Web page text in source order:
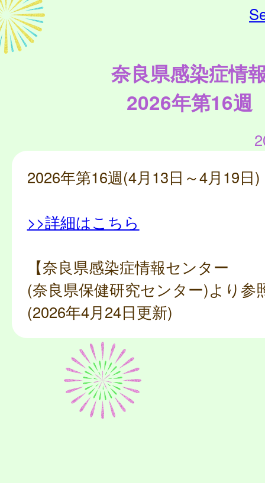
奈良県感染症情
2026年第16週
2026年第16週(4月13日～4月19日)
>>詳細はこちら
【奈良県感染症情報センター
(奈良県保健研究センター)より参
(2026年4月24日更新)